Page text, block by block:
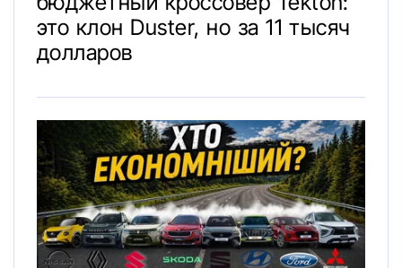
это клон Duster, но за 11 тысяч
долларов